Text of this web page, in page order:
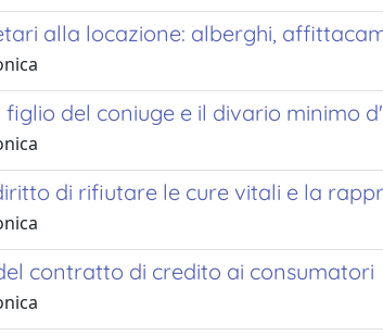
alla locazione: alberghi,
del coniuge e il divario minimo
di rifiutare le cure vitali e la
contratto di credito ai consumatori